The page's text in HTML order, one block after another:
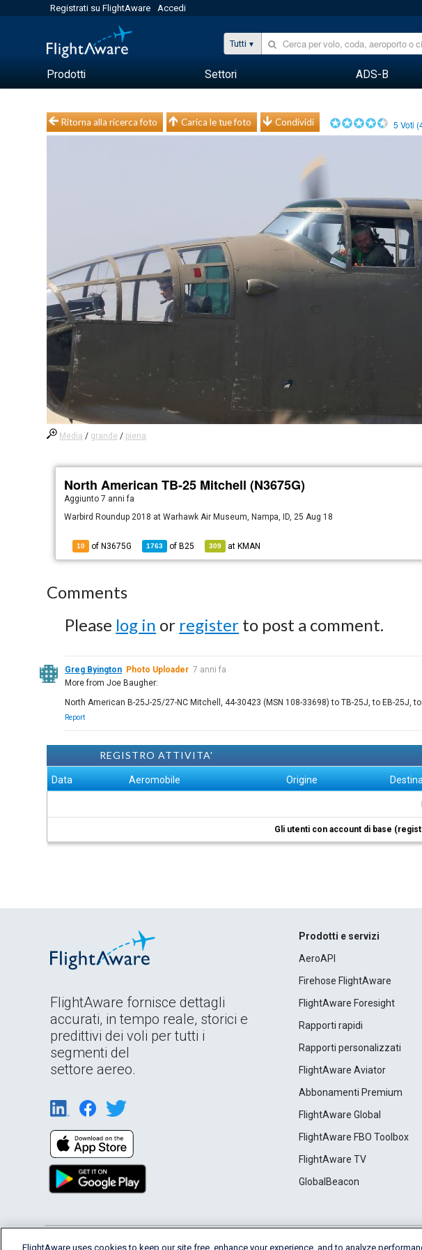
Registrati su FlightAware Accedi
Tutti
Prodotti Settori ADS-B
Ritorna alla ricerca foto Carica le tue foto Condividi 5 Voti (
Media / grande / piena
North American TB-25 Mitchell (N3675G)
Aggiunto7 anni fa
Warbird Roundup 2018 at Warhawk Air Museum, Nampa, ID, 25 Aug 18
10 of N3675G 1763 of B25 309 at KMAN
Comments
Please log in or register to post a comment.
Greg Byington Photo Uploader 7 anni fa
More from Joe Baugher:
North American B-25J-25/27-NC Mitchell, 44-30423 (MSN 108-33698) to TB-25J, to EB-25J,
Report
REGISTRO ATTIVITA'
Data Aeromobile Origine
Gli utenti con account di base
FlightAware fornisce dettagli
accurati, in tempo reale, storici e
predittivi dei voli per tutti i
segmenti del
settore aereo.
Prodotti e servizi
AeroAPI
Firehose FlightAware
FlightAware Foresight
Rapporti rapidi
Rapporti personalizzati
FlightAware Aviator
Abbonamenti Premium
FlightAware Global
FlightAware FBO Toolbox
FlightAware TV
GlobalBeacon
English (USA) 2026 FlightAware Terms of Use Privacy Cookie Settings
FlightAware uses cookies to keep our site free, enhance your experience, and to analyze